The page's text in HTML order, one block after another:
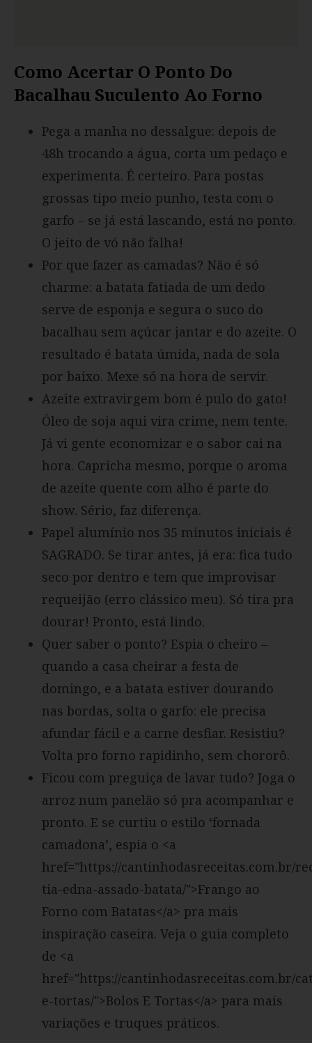
Como Acertar O Ponto Do
Bacalhau Suculento Ao Forno
Pega a manha no dessalgue: depois de
48h trocando a água, corta um pedaço e
experimenta. É certeiro. Para postas
grossas tipo meio punho, testa com o
garfo – se já está lascando, está no ponto.
O jeito de vó não falha!
Por que fazer as camadas? Não é só
charme: a batata fatiada de um dedo
serve de esponja e segura o suco do
bacalhau sem açúcar jantar e do azeite. O
resultado é batata úmida, nada de sola
por baixo. Mexe só na hora de servir.
Azeite extravirgem bom é pulo do gato!
Óleo de soja aqui vira crime, nem tente.
Já vi gente economizar e o sabor cai na
hora. Capricha mesmo, porque o aroma
de azeite quente com alho é parte do
show. Sério, faz diferença.
Papel alumínio nos 35 minutos iniciais é
SAGRADO. Se tirar antes, já era: fica tudo
seco por dentro e tem que improvisar
requeijão (erro clássico meu). Só tira pra
dourar! Pronto, está lindo.
Quer saber o ponto? Espia o cheiro –
quando a casa cheirar a festa de
domingo, e a batata estiver dourando
nas bordas, solta o garfo: ele precisa
afundar fácil e a carne desfiar. Resistiu?
Volta pro forno rapidinho, sem chororô.
Ficou com preguiça de lavar tudo? Joga o
arroz num panelão só pra acompanhar e
pronto. E se curtiu o estilo ‘fornada
camadona’, espia o <a
href="https://cantinhodasreceitas.com.br/
tia-edna-assado-batata/">Frango ao
Forno com Batatas</a> pra mais
inspiração caseira. Veja o guia completo
de <a
href="https://cantinhodasreceitas.com.br/
e-tortas/">Bolos E Tortas</a> para mais
variações e truques práticos.